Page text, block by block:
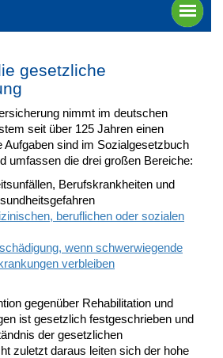
gesetzliche
nimmt im deutschen
seit über 125 Jahren einen
Aufgaben sind im Sozialgesetzbuch
umfassen die drei großen Bereiche:
Berufskrankheiten und
beruflichen oder sozialen
wenn schwerwiegende
verbleiben
gegenüber Rehabilitation und
ist gesetzlich festgeschrieben und
der gesetzlichen
zuletzt daraus leiten sich der hohe